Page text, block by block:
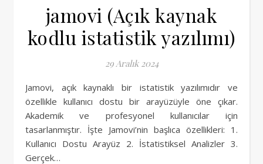
jamovi (Açık kaynak
kodlu istatistik yazılımı)
29 Aralık 2024
Jamovi, açık kaynaklı bir istatistik yazılımıdır ve
özellikle kullanıcı dostu bir arayüzüyle öne çıkar.
Akademik ve profesyonel kullanıcılar için
tasarlanmıştır. İşte Jamovi’nin başlıca özellikleri: 1.
Kullanıcı Dostu Arayüz 2. İstatistiksel Analizler 3.
Gerçek…